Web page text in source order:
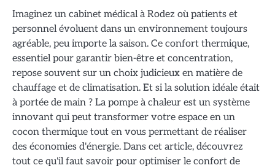
Imaginez un cabinet médical à Rodez où patients et
personnel évoluent dans un environnement toujours
agréable, peu importe la saison. Ce confort thermique,
essentiel pour garantir bien-être et concentration,
repose souvent sur un choix judicieux en matière de
chauffage et de climatisation. Et si la solution idéale était
à portée de main ? La pompe à chaleur est un système
innovant qui peut transformer votre espace en un
cocon thermique tout en vous permettant de réaliser
des économies d'énergie. Dans cet article, découvrez
tout ce qu'il faut savoir pour optimiser le confort de